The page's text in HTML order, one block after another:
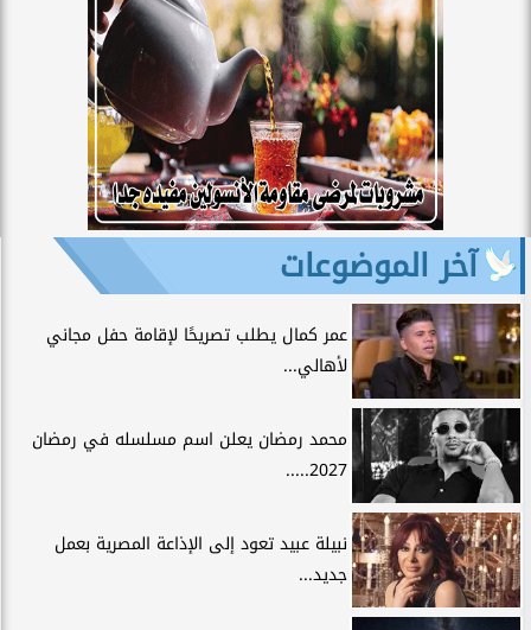
آخر الموضوعات
عمر كمال يطلب تصريحًا لإقامة حفل مجاني
لأهالي...
محمد رمضان يعلن اسم مسلسله في رمضان
2027.....
نبيلة عبيد تعود إلى الإذاعة المصرية بعمل
جديد...